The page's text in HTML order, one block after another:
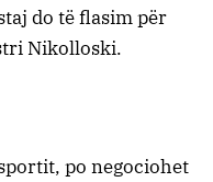
do të flasim për
Nikolloski.
po negociohet